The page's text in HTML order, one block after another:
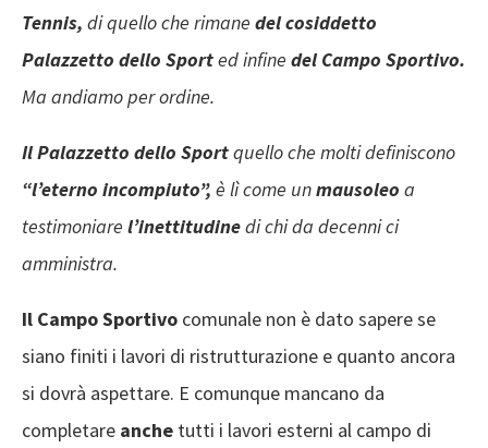
Tennis, di quello che rimane del cosiddetto
Palazzetto dello Sported infine del Campo Sportivo.
Ma andiamo per ordine.
Il Palazzetto dello Sportquello che molti definiscono
“l’eterno incompiuto”, è lì come unmausoleo a
testimoniare l’inettitudinedi chi da decenni ci
amministra.
Il Campo Sportivo comunale non è dato sapere se
siano finiti i lavori di ristrutturazione e quanto ancora
si dovrà aspettare. E comunque mancano da
completare anche tutti i lavori esterni al campo di